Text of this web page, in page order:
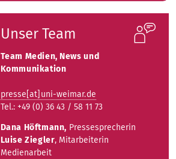
öffnen
Unser Team
Team Medien, News und
Kommunikation
presse[at]uni-weimar.de
Tel.: +49 (0) 36 43 / 58 11 73
Dana Höftmann, Pressesprecherin
Luise Ziegler, Mitarbeiterin
Medienarbeit